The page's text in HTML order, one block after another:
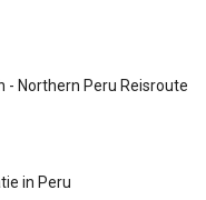
- Northern Peru Reisroute
in Peru